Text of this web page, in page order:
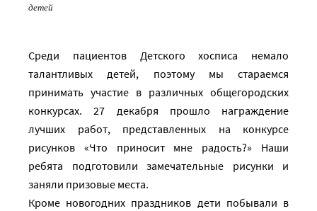
детей
Среди пациентов Детского хосписа немало
талантливых детей, поэтому мы стараемся
принимать участие в различных общегородских
конкурсах. 27 декабря прошло награждение
лучших работ, представленных на конкурсе
рисунков «Что приносит мне радость?» Наши
ребята подготовили замечательные рисунки и
заняли призовые места.
Кроме новогодних праздников дети побывали в